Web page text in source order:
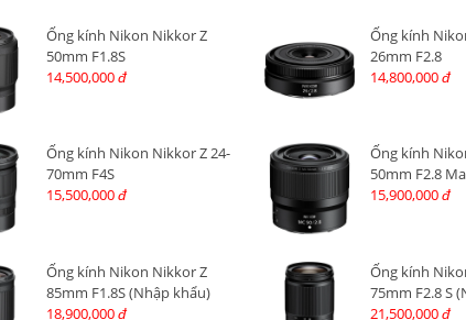
Ống kính Nikon Nikkor Z
50mm F1.8S
14,500,000 đ
Ống kính
26mm F2.8
14,800,000 đ
Ống kính Nikon Nikkor Z 24-
70mm F4S
15,500,000 đ
Ống kính
50mm F2.8
15,900,000 đ
Ống kính Nikon Nikkor Z
85mm F1.8S (Nhập khẩu)
18,900,000 đ
Ống kính
75mm F2.8 S
21,500,000 đ